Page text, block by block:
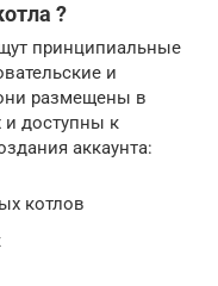
?
принципиальные
и
размещены в
и доступны к
аккаунта:
котлов